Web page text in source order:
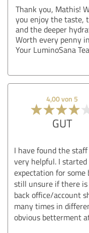
Thank you, Mathis!
you enjoy the taste,
and the deeper
Worth every penny
Your LuminoSana
4,00 von 5
GUT
I have found the
very helpful. I
expectation for some
still unsure if there
back office/account
many times in
obvious betterment